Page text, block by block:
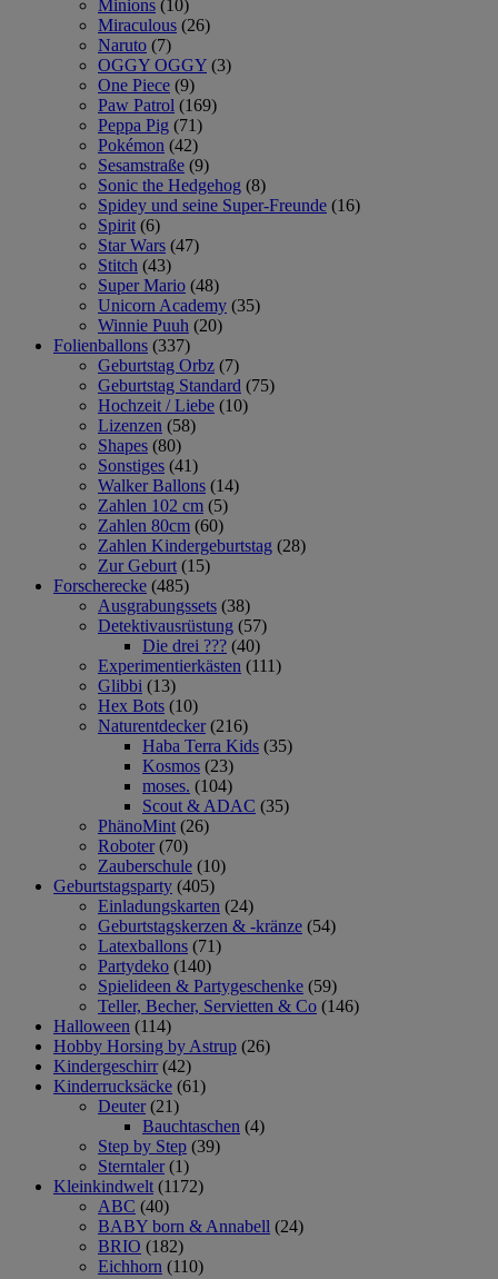
Minions (10)
Miraculous (26)
Naruto (7)
OGGY OGGY (3)
One Piece (9)
Paw Patrol (169)
Peppa Pig (71)
Pokémon (42)
Sesamstraße (9)
Sonic the Hedgehog (8)
Spidey und seine Super-Freunde (16)
Spirit (6)
Star Wars (47)
Stitch (43)
Super Mario (48)
Unicorn Academy (35)
Winnie Puuh (20)
Folienballons (337)
Geburtstag Orbz (7)
Geburtstag Standard (75)
Hochzeit / Liebe (10)
Lizenzen (58)
Shapes (80)
Sonstiges (41)
Walker Ballons (14)
Zahlen 102 cm (5)
Zahlen 80cm (60)
Zahlen Kindergeburtstag (28)
Zur Geburt (15)
Forscherecke (485)
Ausgrabungssets (38)
Detektivausrüstung (57)
Die drei ??? (40)
Experimentierkästen (111)
Glibbi (13)
Hex Bots (10)
Naturentdecker (216)
Haba Terra Kids (35)
Kosmos (23)
moses. (104)
Scout & ADAC (35)
PhänoMint (26)
Roboter (70)
Zauberschule (10)
Geburtstagsparty (405)
Einladungskarten (24)
Geburtstagskerzen & -kränze (54)
Latexballons (71)
Partydeko (140)
Spielideen & Partygeschenke (59)
Teller, Becher, Servietten & Co (146)
Halloween (114)
Hobby Horsing by Astrup (26)
Kindergeschirr (42)
Kinderrucksäcke (61)
Deuter (21)
Bauchtaschen (4)
Step by Step (39)
Sterntaler (1)
Kleinkindwelt (1172)
ABC (40)
BABY born & Annabell (24)
BRIO (182)
Eichhorn (110)